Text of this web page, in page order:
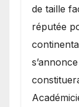
de taille
réputée